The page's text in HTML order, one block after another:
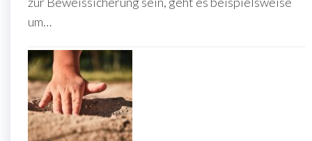
um…